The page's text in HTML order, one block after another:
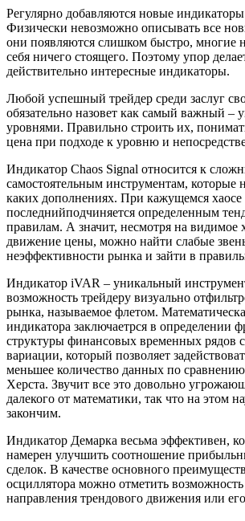
Регулярно добавляются новые
Физически невозможно описывать все
они появляются слишком быстро, многие
себя ничего стоящего. Поэтому упор
действительно интересные индикаторы.
Любой успешный трейдер среди заслуг
обязательно назовет как самый важный –
уровнями. Правильно строить их,
цена при подходе к уровню и
Индикатор Chaos Signal относится к
самостоятельным инструментам, которые
каких дополнениях. При кажущемся
последнийподчиняется определенным
правилам. А значит, несмотря на видимое
движение цены, можно найти слабые
неэффективности рынка и зайти в
Индикатор iVAR – уникальный
возможность трейдеру визуально
рынка, называемое флетом.
индикатора заключаетрся в определении
структуры финансовых временных рядов
вариации, который позволяет
меньшее количество данных по сравнению
Херста. Звучит все это довольно
далекого от математики, так что на этом
закончим.
Индикатор Демарка весьма эффективен,
намерен улучшить соотношение
сделок. В качестве основного
осциллятора можно отметить
направления трендового движения или